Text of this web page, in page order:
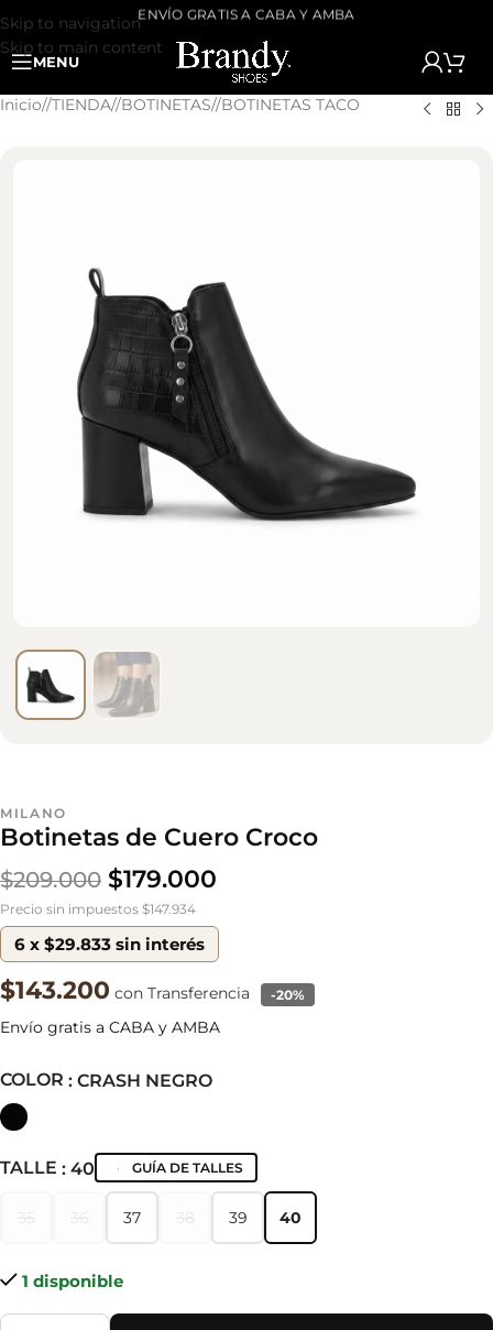
Skip to navigation
Skip to main content
ENVÍO GRATIS A CABA Y AMBA
MENU
Inicio/ TIENDA/ BOTINETAS/ BOTINETAS TACO
MILANO
Botinetas de Cuero Croco
$209.000 $179.000
COLOR : CRASH NEGRO
TALLE : 40 GUÍA DE TALLES
37
37 39
39 40
40
1 disponible
Precio sin impuestos $147.934
6 x $29.833 sin interés
$143.200 con Transferencia -20%
Envío gratis a CABA y AMBA